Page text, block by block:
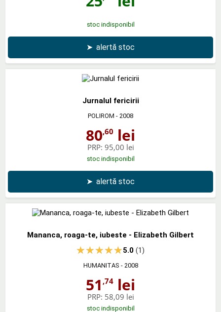
stoc indisponibil
➤ alertă stoc
Jurnalul fericirii
POLIROM - 2008
80,60 lei
PRP: 95,00 lei
stoc indisponibil
➤ alertă stoc
Mananca, roaga-te, iubeste - Elizabeth Gilbert
5.0(1)
HUMANITAS - 2008
51 ,74 lei
PRP: 58,09 lei
stoc indisponibil